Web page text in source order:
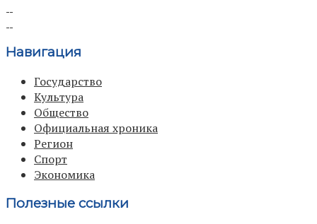
Навигация
Государство
Культура
Общество
Официальная хроника
Регион
Спорт
Экономика
Полезные ссылки